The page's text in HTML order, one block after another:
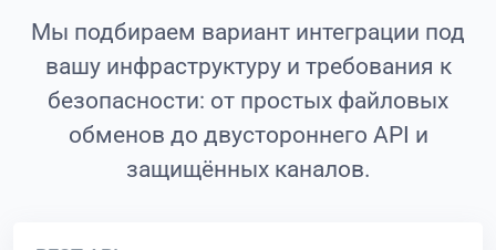
Мы подбираем вариант интеграции под
вашу инфраструктуру и требования к
безопасности: от простых файловых
обменов до двустороннего API и
защищённых каналов.